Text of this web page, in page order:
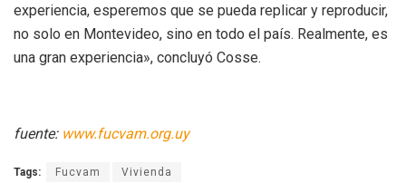
experiencia, esperemos que se pueda replicar y reproducir,
no solo en Montevideo, sino en todo el país. Realmente, es
una gran experiencia», concluyó Cosse.
fuente: www.fucvam.org.uy
Tags: Fucvam Vivienda